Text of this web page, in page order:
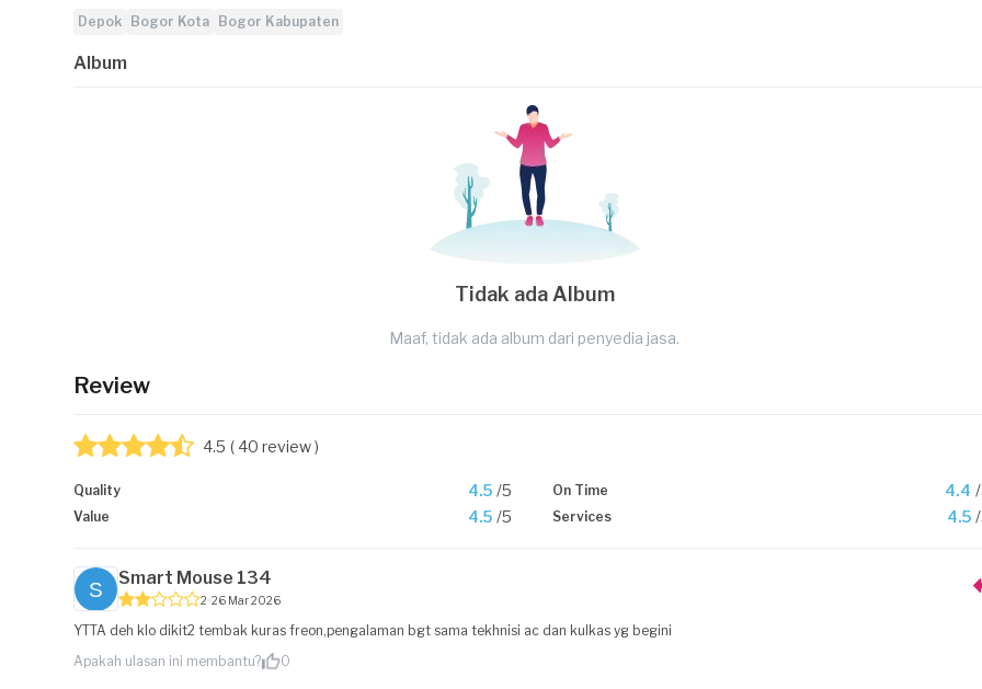
Depok
Bogor Kota Bogor Kabupaten
Album
Tidak ada Album
Maaf, tidak ada album dari penyedia jasa.
Review
4.5 ( 40 review )
Quality 4.5 /5 On Time 4.4
Value 4.5 /5 Services 4.5
Smart Mouse 134
2 26 Mar 2026
YTTA deh klo dikit2 tembak kuras freon,pengalaman bgt sama tekhnisi ac dan kulkas yg begini
Apakah ulasan ini membantu?
0